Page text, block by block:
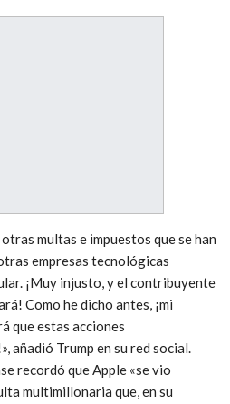
multas e impuestos que se han
empresas tecnológicas
¡Muy injusto, y el contribuyente
Como he dicho antes, ¡mi
que estas acciones
añadió Trump en su red social.
recordó que Apple «se vio
multimillonaria que, en su